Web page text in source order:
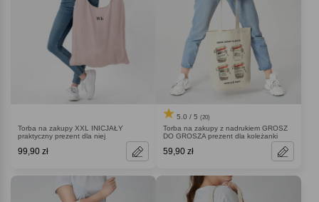
Torba na zakupy XXL INICJAŁY
praktyczny prezent dla niej
99,90 zł
5.0 / 5 (20)
Torba na zakupy z nadrukiem GROSZ
DO GROSZA prezent dla koleżanki
59,90 zł